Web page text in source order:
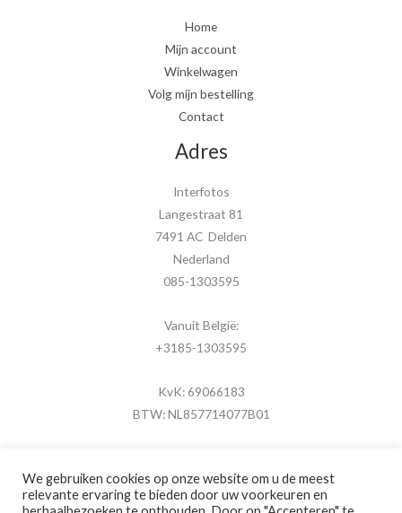
Home
Mijn account
Winkelwagen
Volg mijn bestelling
Contact
Adres
Interfotos
Langestraat 81
7491 AC Delden
Nederland
085-1303595
Vanuit België:
+3185-1303595
KvK: 69066183
BTW: NL857714077B01
We gebruiken cookies op onze website om u de meest
relevante ervaring te bieden door uw voorkeuren en